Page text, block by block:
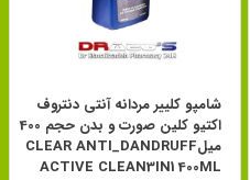
شامپو کلییر مردانه آنتی دنتروف
اکتیو کلین صورت و بدن حجم 400
میلCLEAR ANTI_DANDRUFF
ACTIVE CLEAN3IN1 400ML